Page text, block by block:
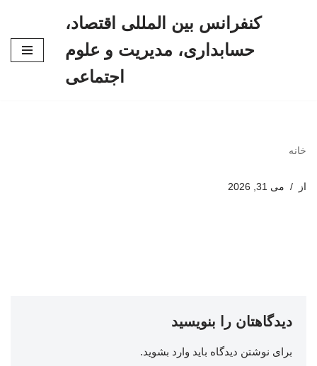
کنفرانس بین المللی اقتصاد،
حسابداری، مدیریت و علوم
اجتماعی
خانه
از می 31, 2026
دیدگاهتان را بنویسید
برای نوشتن دیدگاه باید وارد بشوید.